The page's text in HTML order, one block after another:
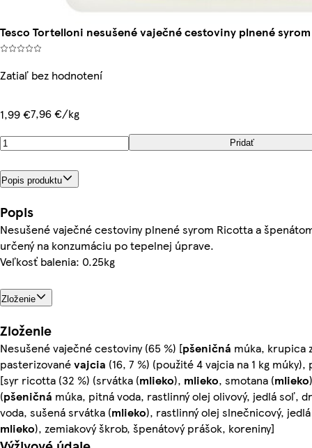
Tesco Tortelloni nesušené vaječné cestoviny plnené
Zatiaľ bez hodnotení
1,99 €7,96 €/kg
Pridať
Popis produktu
Popis
Nesušené vaječné cestoviny plnené syrom Ricotta a
určený na konzumáciu po tepelnej úprave.
Veľkosť balenia: 0.25kg
Zloženie
Zloženie
Nesušené vaječné cestoviny (65 %) [pšeničná múka, krupica
pasterizovanévajcia (16, 7 %) (použité 4 vajcia na 1 kg
[syr ricotta (32 %) (srvátka (mlieko), mlieko, smotana (mlieko
(pšeničná múka, pitná voda, rastlinný olej olivový, jedlá soľ,
voda, sušená srvátka (mlieko), rastlinný olej slnečnicový,
mlieko), zemiakový škrob, špenátový prášok, koreniny]